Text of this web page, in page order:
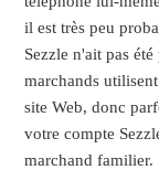
il est très peu
Sezzle n'ait pas
marchands
site Web, donc
votre compte
marchand familier.